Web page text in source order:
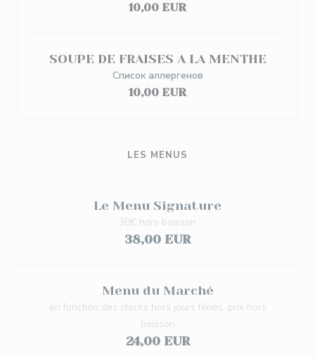
10,00 EUR
SOUPE DE FRAISES A LA MENTHE
Список аллергенов
10,00 EUR
LES MENUS
Le Menu Signature
38€ hors boisson
38,00 EUR
Menu du Marché
en fonction des stocks hors jours fériés, prix hors
boisson
24,00 EUR